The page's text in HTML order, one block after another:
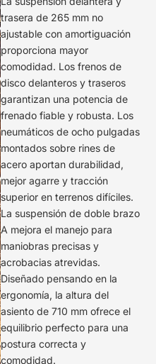
trasera de 265 mm no
ajustable con amortiguación
proporciona mayor
comodidad. Los frenos de
disco delanteros y traseros
garantizan una potencia de
frenado fiable y robusta. Los
neumáticos de ocho pulgadas
montados sobre rines de
acero aportan durabilidad,
mejor agarre y tracción
superior en terrenos difíciles.
La suspensión de doble brazo
A mejora el manejo para
maniobras precisas y
acrobacias atrevidas.
Diseñado pensando en la
ergonomía, la altura del
asiento de 710 mm ofrece el
equilibrio perfecto para una
postura correcta y
comodidad.